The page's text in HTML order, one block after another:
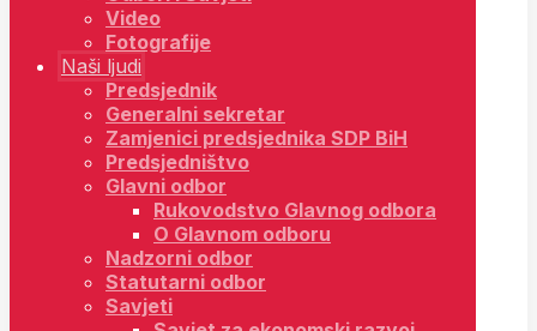
Video
Fotografije
Naši ljudi
Predsjednik
Generalni sekretar
Zamjenici predsjednika SDP BiH
Predsjedništvo
Glavni odbor
Rukovodstvo Glavnog odbora
O Glavnom odboru
Nadzorni odbor
Statutarni odbor
Savjeti